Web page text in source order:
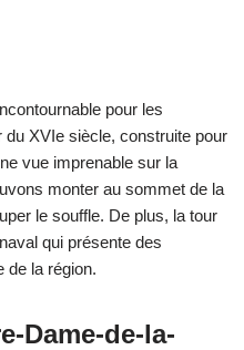
pour les
du XVIe siècle, construite pour
vue imprenable sur la
monter au sommet de la
le souffle. De plus, la tour
qui présente des
de la région.
Dame-de-la-